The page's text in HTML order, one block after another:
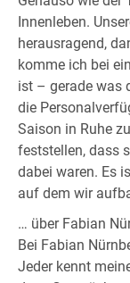
Innenleben.
herausragend,
komme ich bei
ist – gerade was
die
Saison in Ruhe
feststellen, dass
dabei waren. Es
auf dem wir
… über Fabian
Bei Fabian
Jeder kennt